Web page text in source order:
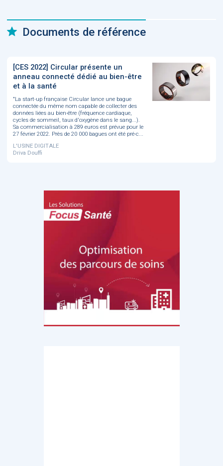
Documents de référence
[CES 2022] Circular présente un
anneau connecté dédié au bien-être
et à la santé
"La start-up française Circular lance une bague
connectée du même nom capable de collecter des
données liées au bien-être (fréquence cardiaque,
cycles de sommeil, taux d'oxygène dans le sang...).
Sa commercialisation à 289 euros est prévue pour le
27 février 2022. Près de 20 000 bagues ont été pré-c...
L'USINE DIGITALE
Driva Douffi